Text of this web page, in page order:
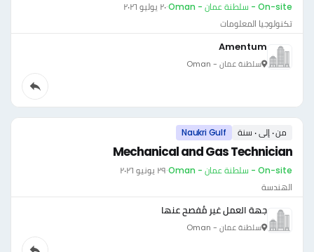
On-site - سلطنة عمان - Oman ·٢٠ يوليو ٢٠٢٦
تكنولوجيا المعلومات
Amentum
سلطنة عمان - Oman
من ٠ إلى ٠ سنة Naukri Gulf
Mechanical and Gas Technician
On-site - سلطنة عمان - Oman ·٢٩ يونيو ٢٠٢٦
الهندسة
جهة العمل غير مُفصح عنها
سلطنة عمان - Oman